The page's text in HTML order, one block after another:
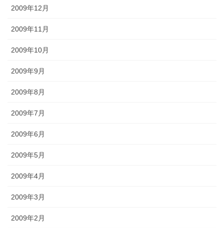
2009年12月
2009年11月
2009年10月
2009年9月
2009年8月
2009年7月
2009年6月
2009年5月
2009年4月
2009年3月
2009年2月